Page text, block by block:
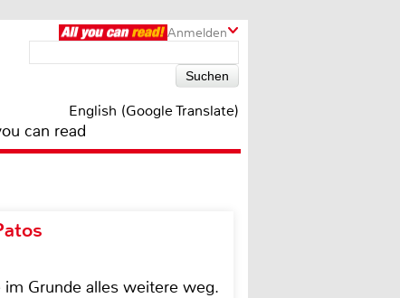
Anmelden
English (Google Translate)
can read
Grunde alles weitere weg.